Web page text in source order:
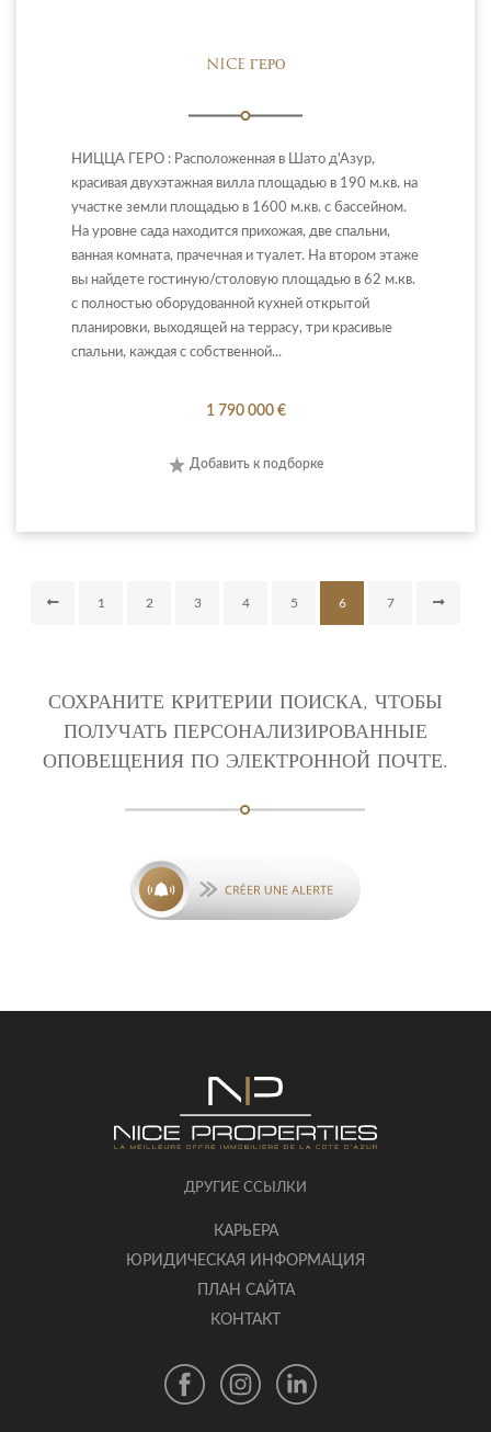
NICE ГЕРО
НИЦЦА ГЕРО : Расположенная в Шато д'Азур,
красивая двухэтажная вилла площадью в 190 м.кв. на
участке земли площадью в 1600 м.кв. с бассейном.
На уровне сада находится прихожая, две спальни,
ванная комната, прачечная и туалет. На втором этаже
вы найдете гостиную/столовую площадью в 62 м.кв.
с полностью оборудованной кухней открытой
планировки, выходящей на террасу, три красивые
спальни, каждая с собственной...
1 790 000 €
Добавить к подборке
1 2 3 4 5 6 7
СОХРАНИТЕ КРИТЕРИИ ПОИСКА, ЧТОБЫ
ПОЛУЧАТЬ ПЕРСОНАЛИЗИРОВАННЫЕ
ОПОВЕЩЕНИЯ ПО ЭЛЕКТРОННОЙ ПОЧТЕ.
ДРУГИЕ ССЫЛКИ
КАРЬЕРА
ЮРИДИЧЕСКАЯ ИНФОРМАЦИЯ
ПЛАН САЙТА
КОНТАКТ